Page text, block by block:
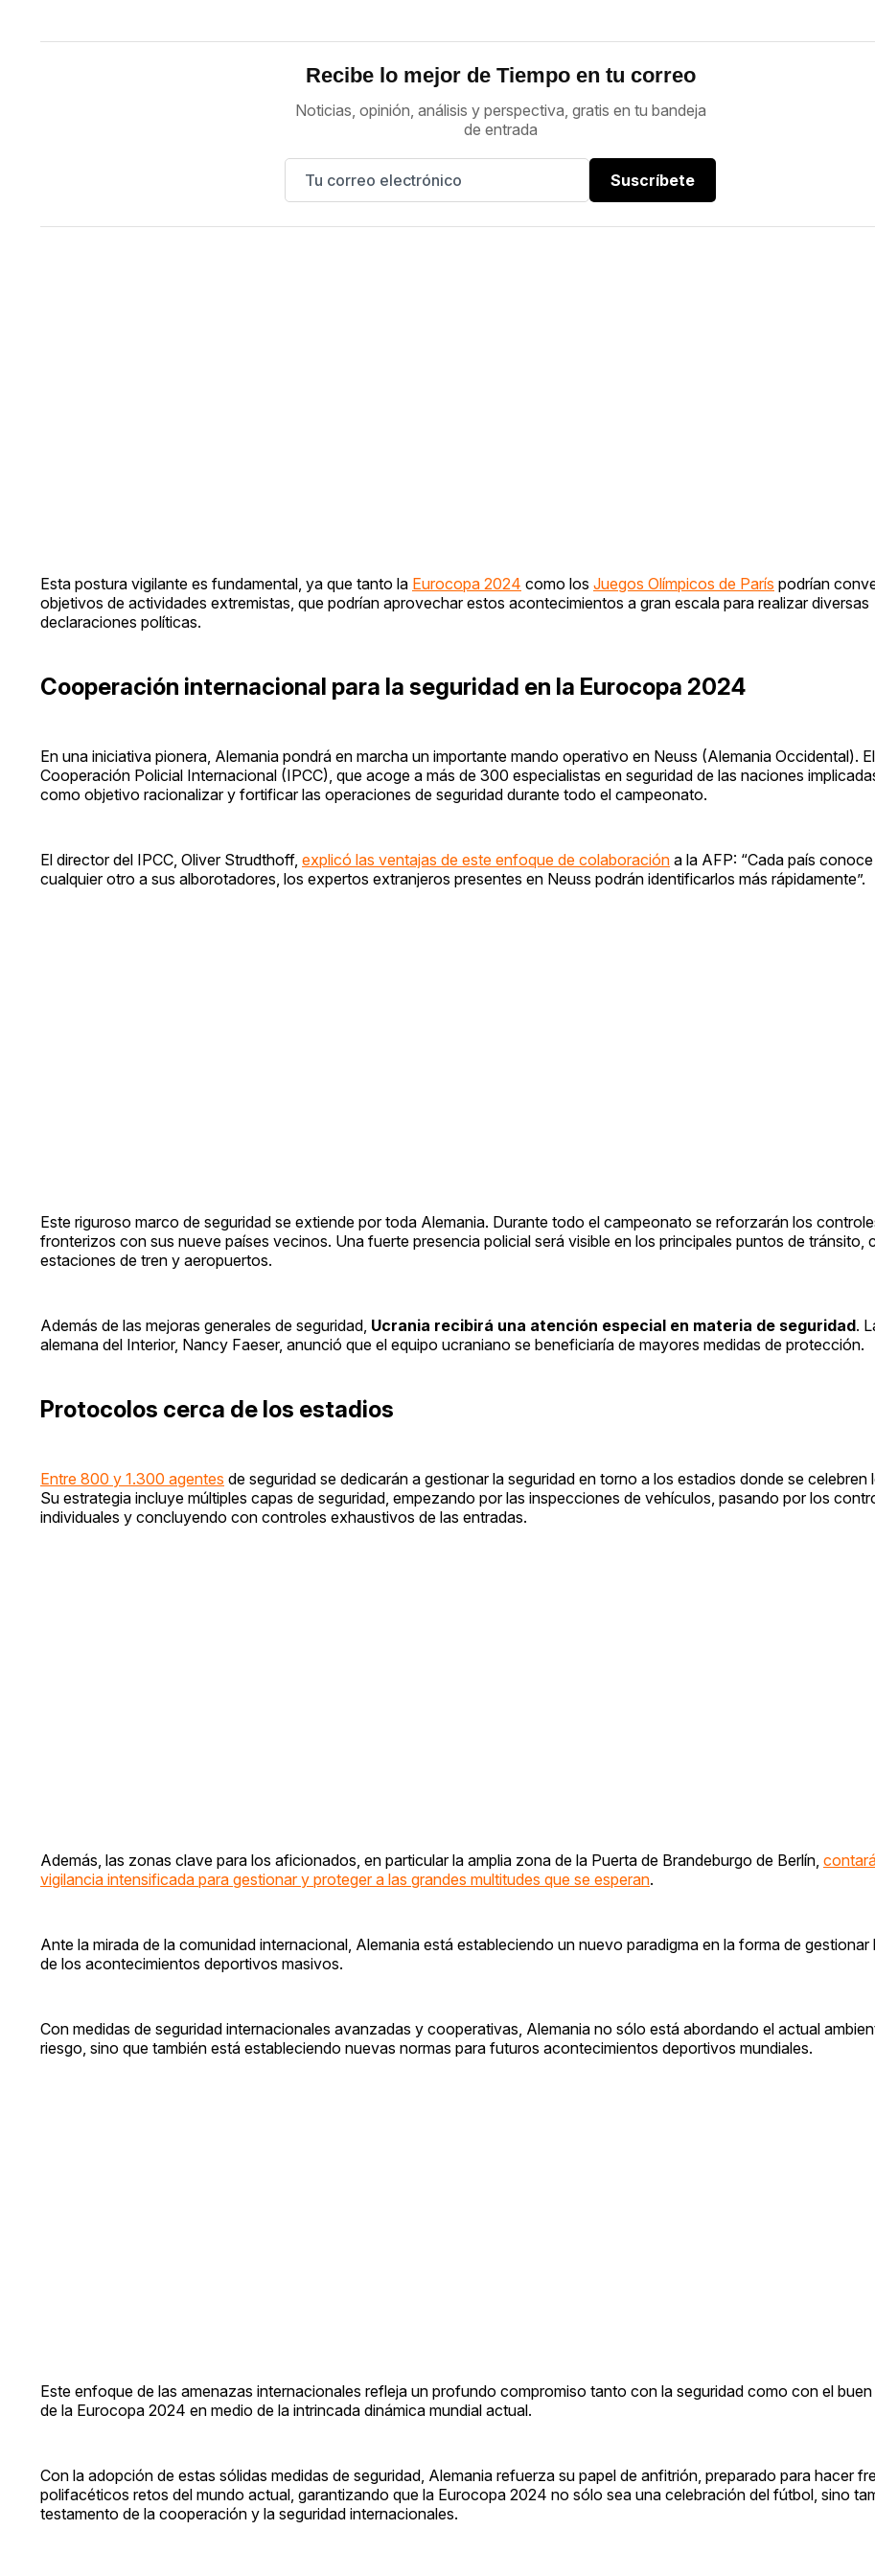
Recibe lo mejor de Tiempo en tu correo
Noticias, opinión, análisis y perspectiva, gratis en tu bandeja
de entrada
Suscríbete
Esta postura vigilante es fundamental, ya que tanto la Eurocopa 2024 como los Juegos Olímpicos de París podrían
objetivos de actividades extremistas, que podrían aprovechar estos acontecimientos a gran escala para realizar diversas
declaraciones políticas.
Cooperación internacional para la seguridad en la Eurocopa 2024
En una iniciativa pionera, Alemania pondrá en marcha un importante mando operativo en Neuss (Alemania Occidental).
Cooperación Policial Internacional (IPCC), que acoge a más de 300 especialistas en seguridad de las naciones
como objetivo racionalizar y fortificar las operaciones de seguridad durante todo el campeonato.
El director del IPCC, Oliver Strudthoff, explicó las ventajas de este enfoque de colaboración a la AFP: “Cada país
cualquier otro a sus alborotadores, los expertos extranjeros presentes en Neuss podrán identificarlos más rápidamente”.
Este riguroso marco de seguridad se extiende por toda Alemania. Durante todo el campeonato se reforzarán los
fronterizos con sus nueve países vecinos. Una fuerte presencia policial será visible en los principales puntos de tránsito,
estaciones de tren y aeropuertos.
Además de las mejoras generales de seguridad, Ucrania recibirá una atención especial en materia de seguridad.
alemana del Interior, Nancy Faeser, anunció que el equipo ucraniano se beneficiaría de mayores medidas de protección.
Protocolos cerca de los estadios
Entre 800 y 1.300 agentes de seguridad se dedicarán a gestionar la seguridad en torno a los estadios donde se celebren
Su estrategia incluye múltiples capas de seguridad, empezando por las inspecciones de vehículos, pasando por los
individuales y concluyendo con controles exhaustivos de las entradas.
Además, las zonas clave para los aficionados, en particular la amplia zona de la Puerta de Brandeburgo de Berlín,
vigilancia intensificada para gestionar y proteger a las grandes multitudes que se esperan.
Ante la mirada de la comunidad internacional, Alemania está estableciendo un nuevo paradigma en la forma de gestionar
de los acontecimientos deportivos masivos.
Con medidas de seguridad internacionales avanzadas y cooperativas, Alemania no sólo está abordando el actual
riesgo, sino que también está estableciendo nuevas normas para futuros acontecimientos deportivos mundiales.
Este enfoque de las amenazas internacionales refleja un profundo compromiso tanto con la seguridad como con el
de la Eurocopa 2024 en medio de la intrincada dinámica mundial actual.
Con la adopción de estas sólidas medidas de seguridad, Alemania refuerza su papel de anfitrión, preparado para hacer
polifacéticos retos del mundo actual, garantizando que la Eurocopa 2024 no sólo sea una celebración del fútbol, sino
testamento de la cooperación y la seguridad internacionales.